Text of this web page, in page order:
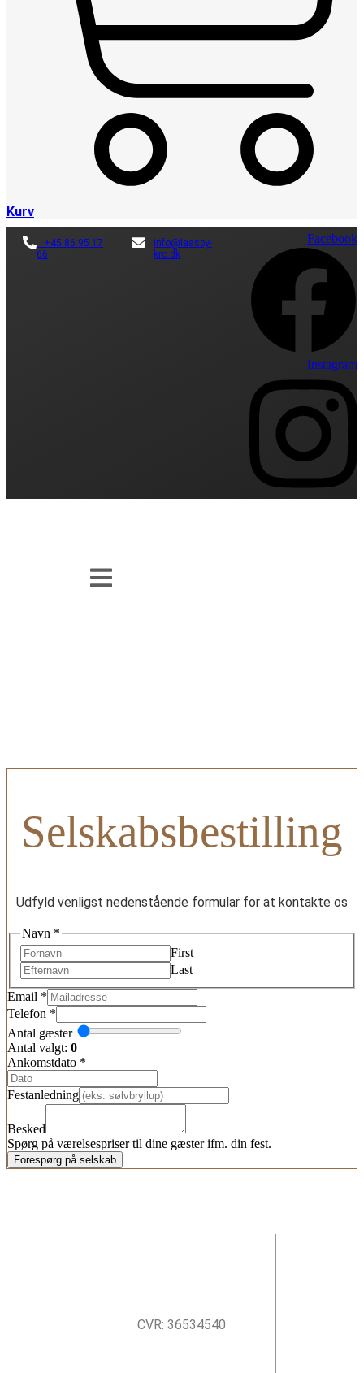
Kurv
+45 86 95 17
66
info@laasby-
kro.dk
Facebook
Instagram
Selskabsbestilling
Udfyld venligst nedenstående formular for at kontakte os
Navn *
First
Last
Email *
Telefon *
Antal gæster
Antal valgt: 0
Ankomstdato *
Festanledning
Besked
Spørg på værelsespriser til dine gæster ifm. din fest.
Forespørg på selskab
CVR: 36534540